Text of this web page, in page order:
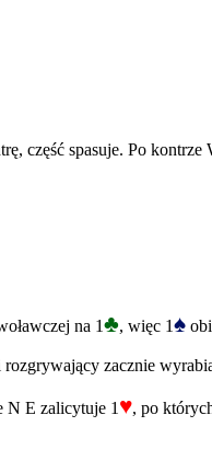
część spasuje. Po kontrze
na 1♣, więc 1♠
zacznie
N E zalicytuje 1 ♥, po